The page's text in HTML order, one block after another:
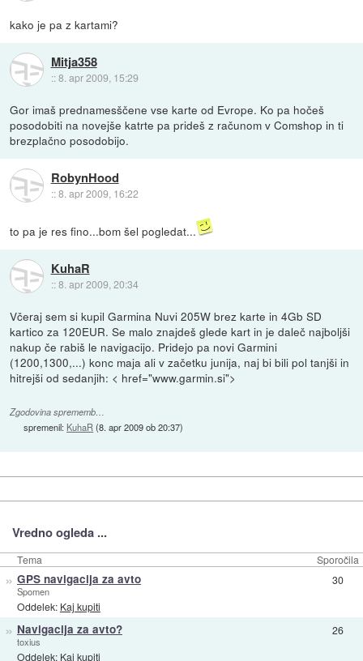
kako je pa z kartami?
Mitja358
::8. apr 2009, 15:29
Gor imaš prednamesščene vse karte od Evrope. Ko pa hočeš
posodobiti na novejše katrte pa prideš z računom v Comshop in ti
brezplačno posodobijo.
RobynHood
::8. apr 2009, 16:22
to pa je res fino...bom šel pogledat...
KuhaR
::8. apr 2009, 20:34
Včeraj sem si kupil Garmina Nuvi 205W brez karte in 4Gb SD
kartico za 120EUR. Se malo znajdeš glede kart in je daleč najboljši
nakup če rabiš le navigacijo. Pridejo pa novi Garmini
(1200,1300,...) konc maja ali v začetku junija, naj bi bili pol tanjši in
hitrejši od sedanjih: < href="www.garmin.si">
Zgodovina sprememb…
spremenil: KuhaR (8. apr 2009 ob 20:37)
Vredno ogleda ...
Tema Sporočila
» GPS navigacija za avto
Spomen
Oddelek: Kaj kupiti
30
» Navigacija za avto?
toxius
Oddelek: Kaj kupiti
26